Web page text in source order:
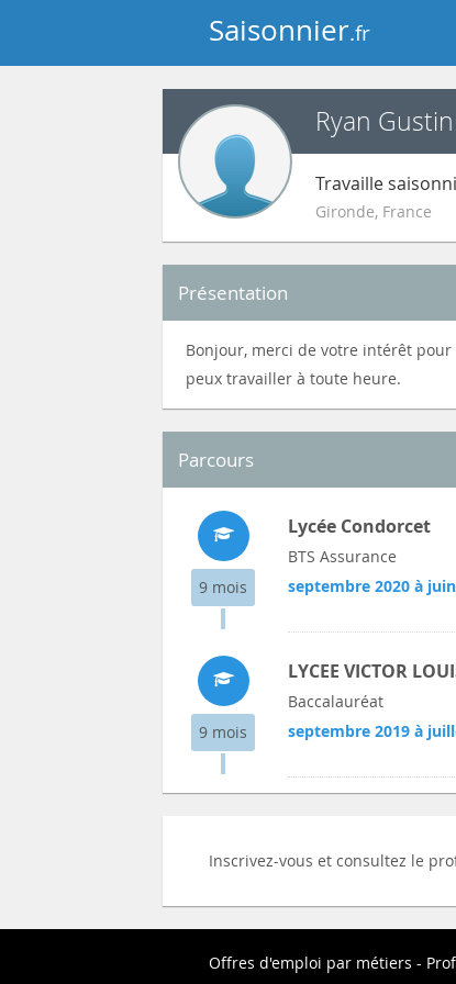
Saisonnier.fr
Ryan Gustin
Travaille
Gironde, France
Présentation
Bonjour, merci de votre intérêt
peux travailler à toute heure.
Parcours
9 mois
Lycée Condorcet
BTS Assurance
septembre 2020 à juin
9 mois
LYCEE VICTOR
Baccalauréat
septembre 2019 à
Inscrivez-vous et consultez le
Offres d'emploi par métiers